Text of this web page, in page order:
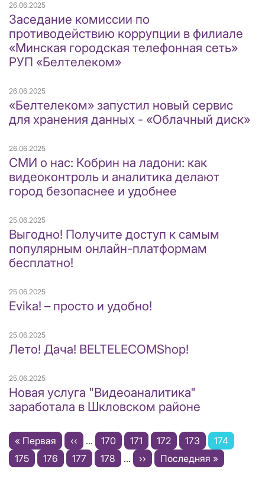
26.06.2025
Заседание комиссии по
противодействию коррупции в филиале
«Минская городская телефонная сеть»
РУП «Белтелеком»
26.06.2025
«Белтелеком» запустил новый сервис
для хранения данных - «Облачный диск»
26.06.2025
СМИ о нас: Кобрин на ладони: как
видеоконтроль и аналитика делают
город безопаснее и удобнее
25.06.2025
Выгодно! Получите доступ к самым
популярным онлайн-платформам
бесплатно!
25.06.2025
Evika! – просто и удобно!
25.06.2025
Лето! Дача! BELTELECOMShop!
25.06.2025
Новая услуга "Видеоаналитика"
заработала в Шкловском районе
Нумерация
страниц
Первая
страница
« Первая ←
‹‹ … Page
170 Page
171 Page
172 Page
173
Текущая
страница
174
Page
175 Page
176 Page
177 Page
178 …
Следующая
››
Последняя
Последняя »